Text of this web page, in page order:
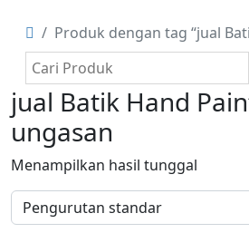
Produk dengan tag “jual
jual Batik Hand
ungasan
Menampilkan hasil tunggal